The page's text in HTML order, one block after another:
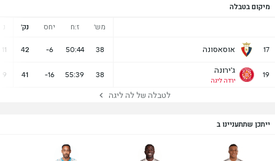
מיקום בטבלה
מש' ז:ח יחס נק' נ
17 אוסאסונה 38
50:44
-6
42
11
19 ג'ירונה
ירדה ליגה
38
55:39
-16
41
9
לטבלה של לה ליגה
ייתכן שתתעניינו ב